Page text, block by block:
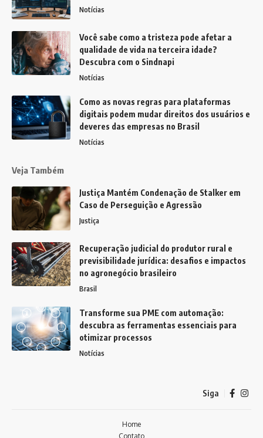
Notícias
Você sabe como a tristeza pode afetar a
qualidade de vida na terceira idade?
Descubra com o Sindnapi
Notícias
Como as novas regras para plataformas
digitais podem mudar direitos dos usuários e
deveres das empresas no Brasil
Notícias
Veja Também
Justiça Mantém Condenação de Stalker em
Caso de Perseguição e Agressão
Justiça
Recuperação judicial do produtor rural e
previsibilidade jurídica: desafios e impactos
no agronegócio brasileiro
Brasil
Transforme sua PME com automação:
descubra as ferramentas essenciais para
otimizar processos
Notícias
Siga
Home
Contato